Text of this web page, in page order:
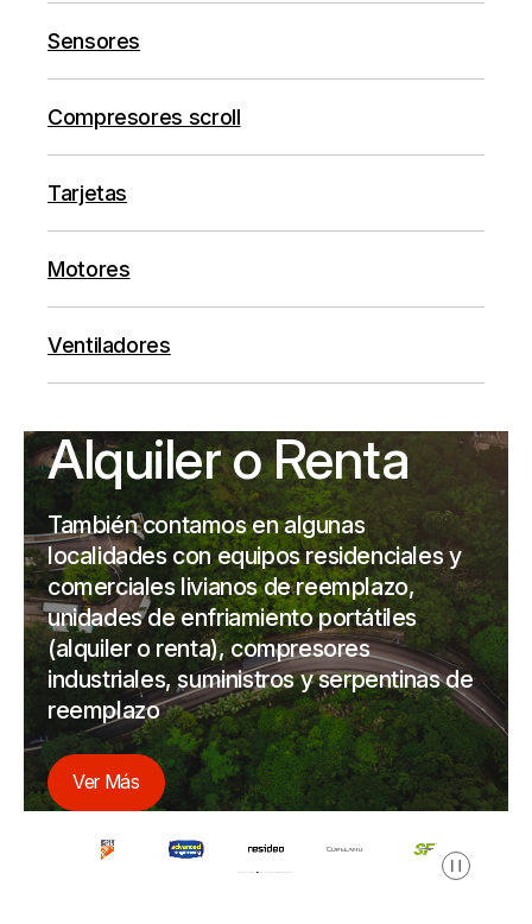
Sensores
Compresores scroll
Tarjetas
Motores
Ventiladores
Alquiler o Renta
También contamos en algunas
localidades con equipos residenciales y
comerciales livianos de reemplazo,
unidades de enfriamiento portátiles
(alquiler o renta), compresores
industriales, suministros y serpentinas de
reemplazo
Ver Más
Pausa